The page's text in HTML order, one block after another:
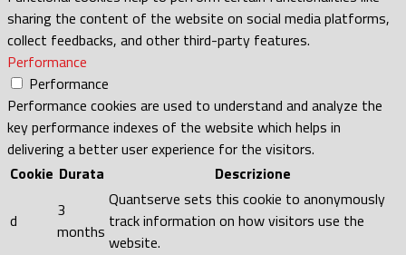
sharing the content of the website on social media platforms,
collect feedbacks, and other third-party features.
Performance
Performance
Performance cookies are used to understand and analyze the
key performance indexes of the website which helps in
delivering a better user experience for the visitors.
Cookie Durata Descrizione
d
3
months
Quantserve sets this cookie to anonymously
track information on how visitors use the
website.